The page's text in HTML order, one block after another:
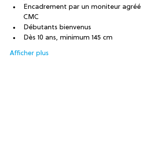
Encadrement par un moniteur agréé
CMC
Débutants bienvenus
Dès 10 ans, minimum 145 cm
Afficher plus